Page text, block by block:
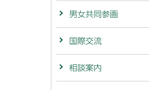
男女共同参画
国際交流
相談案内